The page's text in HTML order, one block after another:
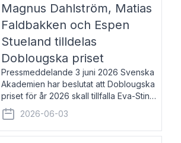
Magnus Dahlström, Matias
Faldbakken och Espen
Stueland tilldelas
Doblougska priset
Pressmeddelande 3 juni 2026 Svenska
Akademien har beslutat att Doblougska
priset för år 2026 skall tillfalla Eva-Stina
Byggmästar, Magnus Dahlström, Matias
Faldbakken samt Espen Stueland.
Prisbeloppet är 200 000 svenska
2026-06-03